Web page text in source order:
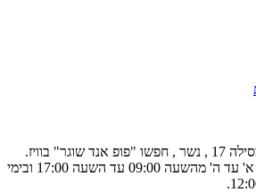
אולם התצוגה בכתובת המסילה 17 , נשר , חפשו "פופ אנד שוגר" בוויז.
שעות הפעילות הם בימים א' עד ה' מהשעה 09:00 עד השעה 17:00 ובימי